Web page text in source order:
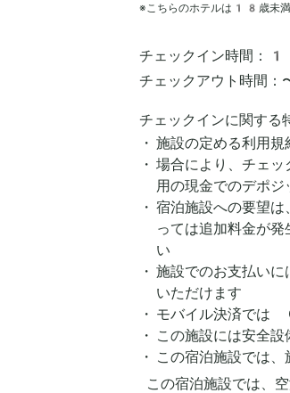
※こちらのホテルは 18 歳未
チェックイン時間：
チェックアウト時間：
チェックインに関する
施設の定める利用
場合により、チェ
用の現金でのデポ
宿泊施設への要望は
っては追加料金が
い
施設でのお支払い
いただけます
モバイル決済では
この施設には安全
この宿泊施設では、
この宿泊施設では、